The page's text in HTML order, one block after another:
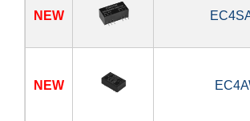
NEW
NEW